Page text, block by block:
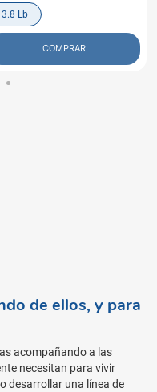
3.8 Lb
COMPRAR
de ellos, y para
acompañando a las
necesitan para vivir
desarrollar una línea de